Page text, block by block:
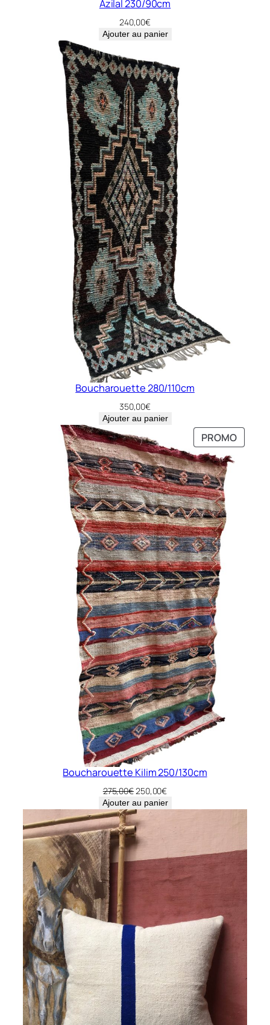
Azilal 230/90cm
240,00€
Ajouter au panier
Boucharouette 280/110cm
350,00€
Ajouter au panier
PROMO
EN
PROMO
EN
Boucharouette Kilim 250/130cm
275,00€Le
prix
initial
était :
275,00€.
250,00€Le
prix
est :
Ajouter au panier